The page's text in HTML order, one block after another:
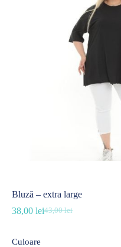
Bluză – extra large
43,00lei
Prețul
38,00 leiPrețul
Culoare